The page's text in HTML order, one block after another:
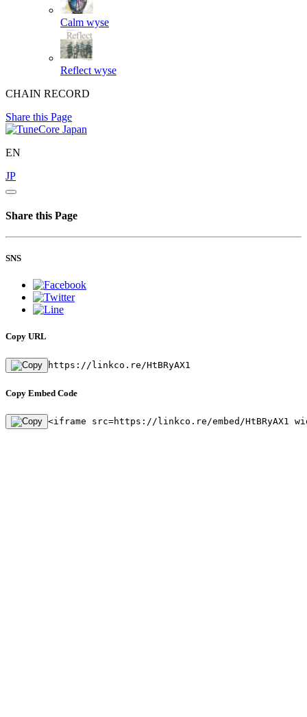
Calm wyse
Reflect wyse
CHAIN RECORD
Share this Page
EN
JP
Share this Page
SNS
Copy URL
https://linkco.re/HtBRyAX1
Copy Embed Code
<iframe src=https://linkco.re/embed/HtBRyAX1